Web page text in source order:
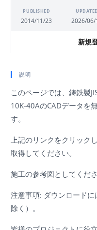
PUBLISHED
2014/11/23
UPDATED
2026/06/
新規
説明
このページでは、鋳鉄製
10K-40AのCADデータを
す。
上記のリンクをクリック
取得してください。
施工の参考図としてくださ
注意事項: ダウンロード
除く）。